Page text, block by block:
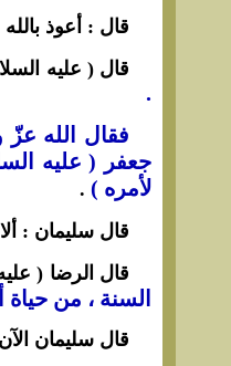
قال : أعوذ
قال ( عليه
.
فقال الله
جعفر ( عليه
لأمره ) .
قال سليمان :
قال الرضا (
السنة ، من
قال سليمان